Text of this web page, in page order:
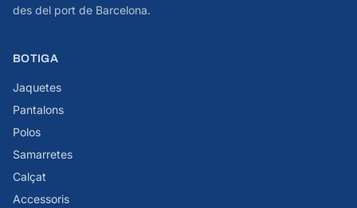
des del port de Barcelona.
BOTIGA
Jaquetes
Pantalons
Polos
Samarretes
Calçat
Accessoris